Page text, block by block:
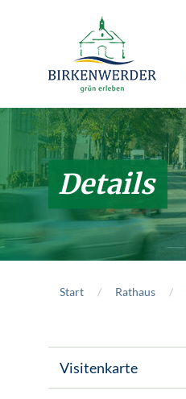
Details
Start Rathaus
Visitenkarte